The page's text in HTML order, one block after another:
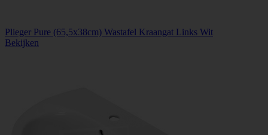
Plieger Pure (65,5x38cm) Wastafel Kraangat Links Wit
Bekijken